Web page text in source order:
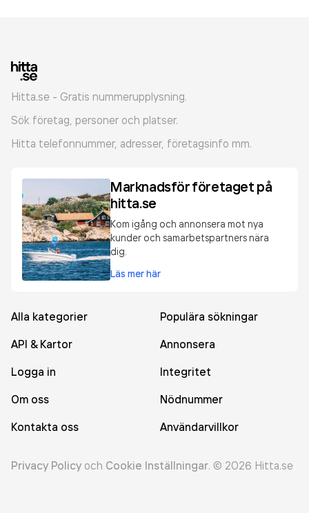
Hitta.se - Gratis nummerupplysning.
Sök företag, personer och platser.
Hitta telefonnummer, adresser, företagsinfo mm.
Marknadsför företaget på
hitta.se
Kom igång och annonsera mot nya
kunder och samarbetspartners nära
dig.
Läs mer här
Alla kategorier
Populära sökningar
API & Kartor
Annonsera
Logga in
Integritet
Om oss
Nödnummer
Kontakta oss
Användarvillkor
Privacy Policy och Cookie Inställningar. © 2026 Hitta.se